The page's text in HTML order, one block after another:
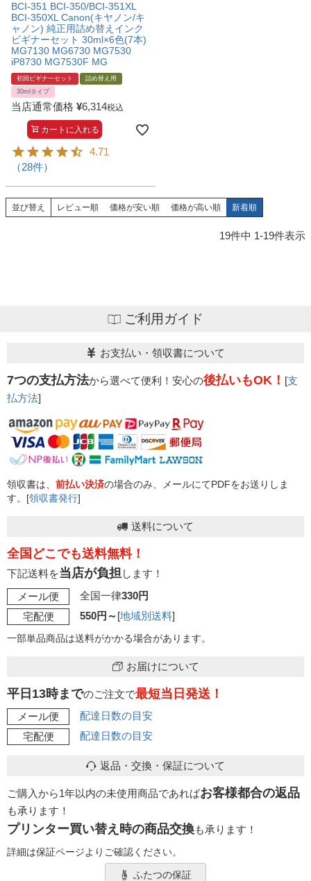
BCI-351 BCI-350/BCI-351XL
BCI-350XL Canon(キヤノン/キ
ャノン) 純正用詰め替えインク
ビギナーセット 30ml×6色(7本)
MG7130 MG6730 MG7530
iP8730 MG7530F MG
初回ビギナーセット
詰め替え用
30mlタイプ
当店通常価格 ¥6,314税込
カートに入れる
4.71
（28件）
並び替え レビュー順 価格が安い順 価格が高い順 新着順
19件中 1-19件表示
ご利用ガイド
お支払い・領収書について
7つの支払方法から選べて便利！安心の後払いもOK！ [支
払方法]
領収書は、 前払い決済の場合のみ、メールにてPDFをお送りしま
す。[領収書発行]
送料について
全国どこでも送料無料！
下記送料を当店が負担します！
メール便
全国一律330円
宅配便
550円～[地域別送料]
一部単品商品は送料がかかる場合があります。
お届けについて
平日13時までのご注文で最短当日発送！
メール便
配達日数の目安
宅配便
配達日数の目安
返品・交換・保証について
ご購入から1年以内の未使用商品であればお客様都合の返品
も承ります！
プリンター買い替え時の商品交換も承ります！
詳細は保証ページよりご確認ください。
ふたつの保証